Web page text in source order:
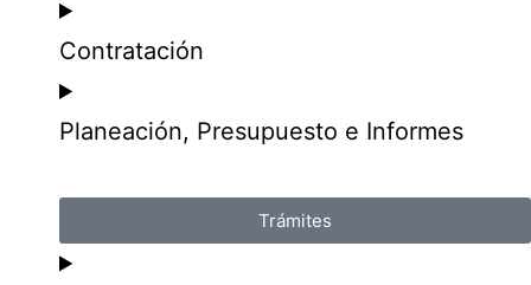
Contratación
Planeación, Presupuesto e Informes
Trámites